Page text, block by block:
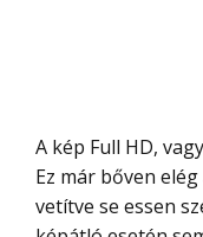
A kép Full HD, vagyis 1920 x 1080 pixel felbontású.
Ez már bőven
vetítve se essen